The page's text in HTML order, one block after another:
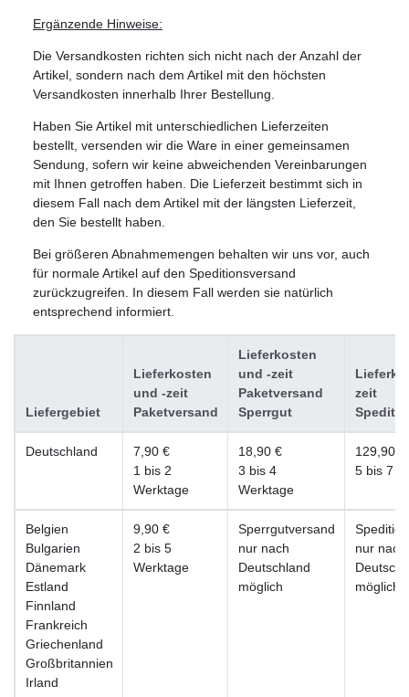
Ergänzende Hinweise:
Die Versandkosten richten sich nicht nach der Anzahl der
Artikel, sondern nach dem Artikel mit den höchsten
Versandkosten innerhalb Ihrer Bestellung.
Haben Sie Artikel mit unterschiedlichen Lieferzeiten
bestellt, versenden wir die Ware in einer gemeinsamen
Sendung, sofern wir keine abweichenden Vereinbarungen
mit Ihnen getroffen haben. Die Lieferzeit bestimmt sich in
diesem Fall nach dem Artikel mit der längsten Lieferzeit,
den Sie bestellt haben.
Bei größeren Abnahmemengen behalten wir uns vor, auch
für normale Artikel auf den Speditionsversand
zurückzugreifen. In diesem Fall werden sie natürlich
entsprechend informiert.
Liefergebiet
Lieferkosten
und -zeit
Paketversand
Lieferkosten
und -zeit
Paketversand
Sperrgut
zeit
Deutschland
7,90 €
1 bis 2
Werktage
18,90 €
3 bis 4
Werktage
129,90€
5 bis 7
Belgien
Bulgarien
Dänemark
Estland
Finnland
Frankreich
Griechenland
Großbritannien
Irland
9,90 €
2 bis 5
Werktage
Sperrgutversand
nur nach
Deutschland
möglich
nur nach
möglich